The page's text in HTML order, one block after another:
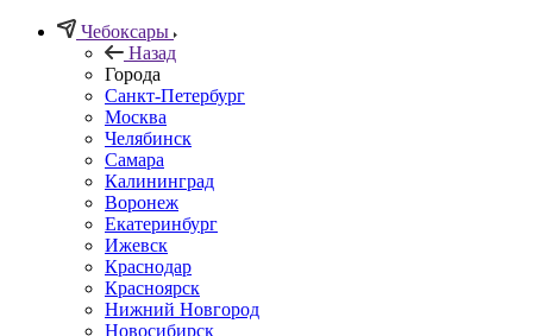
Чебоксары
Назад
Города
Санкт-Петербург
Москва
Челябинск
Самара
Калининград
Воронеж
Екатеринбург
Ижевск
Краснодар
Красноярск
Нижний Новгород
Новосибирск